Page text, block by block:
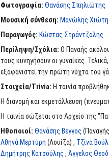
Φωτογραφία: Θανάσης Σπηλιώτης
Μουσική σύνθεση: Μανώλης
Παραγωγός: Κώστας Στράντζαλης
Περίληψη/Σχόλια: Ο Παναής
τους κυνηγήσουν οι γυναίκες.
εξαφανιστεί την πρώτη νύχτα του
Στοιχεία/Trivia: Η ταινία
Η διανομή και εκμετάλλευση
Η ταινία σώζεται στο Αρχείο της
Ηθοποιοί: Θανάσης Βέγγος
Αθηνά Μερτύρη (Λουίζα) , Τζίνα
Δημήτρης Κατσούλης , Άγγελος